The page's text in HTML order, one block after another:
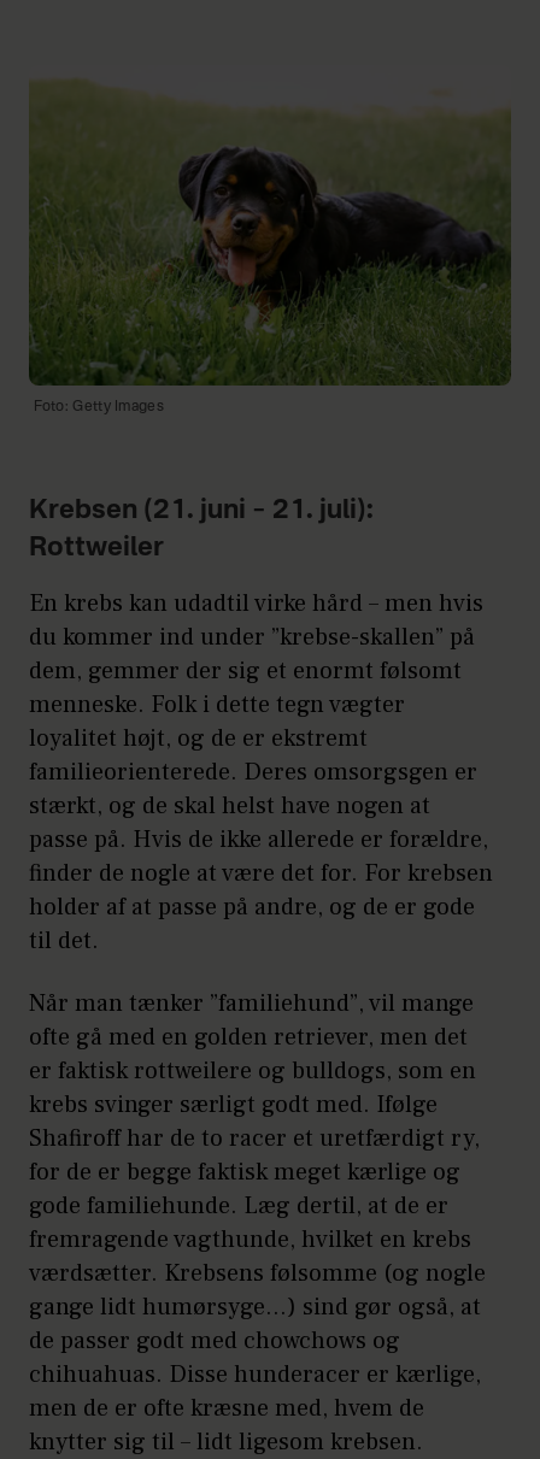
Foto: Getty Images
Krebsen (21. juni – 21. juli):
Rottweiler
En krebs kan udadtil virke hård – men hvis
du kommer ind under ”krebse-skallen” på
dem, gemmer der sig et enormt følsomt
menneske. Folk i dette tegn vægter
loyalitet højt, og de er ekstremt
familieorienterede. Deres omsorgsgen er
stærkt, og de skal helst have nogen at
passe på. Hvis de ikke allerede er forældre,
finder de nogle at være det for. For krebsen
holder af at passe på andre, og de er gode
til det.
Når man tænker ”familiehund”, vil mange
ofte gå med en golden retriever, men det
er faktisk rottweilere og bulldogs, som en
krebs svinger særligt godt med. Ifølge
Shafiroff har de to racer et uretfærdigt ry,
for de er begge faktisk meget kærlige og
gode familiehunde. Læg dertil, at de er
fremragende vagthunde, hvilket en krebs
værdsætter. Krebsens følsomme (og nogle
gange lidt humørsyge…) sind gør også, at
de passer godt med chowchows og
chihuahuas. Disse hunderacer er kærlige,
men de er ofte kræsne med, hvem de
knytter sig til – lidt ligesom krebsen.